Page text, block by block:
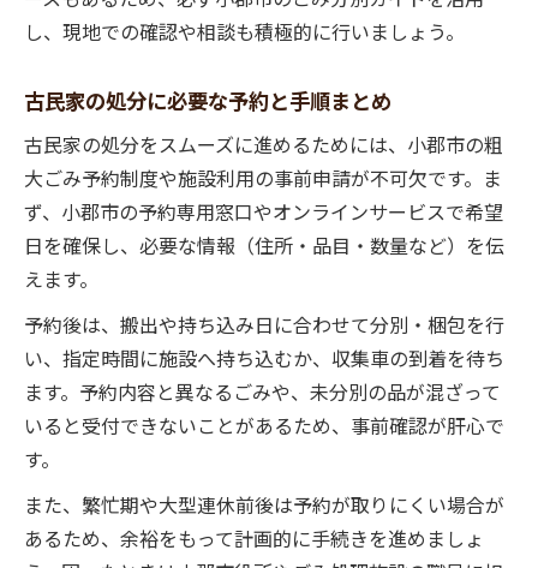
し、現地での確認や相談も積極的に行いましょう。
古民家の処分に必要な予約と手順まとめ
古民家の処分をスムーズに進めるためには、小郡市の粗
大ごみ予約制度や施設利用の事前申請が不可欠です。ま
ず、小郡市の予約専用窓口やオンラインサービスで希望
日を確保し、必要な情報（住所・品目・数量など）を伝
えます。
予約後は、搬出や持ち込み日に合わせて分別・梱包を行
い、指定時間に施設へ持ち込むか、収集車の到着を待ち
ます。予約内容と異なるごみや、未分別の品が混ざって
いると受付できないことがあるため、事前確認が肝心で
す。
また、繁忙期や大型連休前後は予約が取りにくい場合が
あるため、余裕をもって計画的に手続きを進めましょ